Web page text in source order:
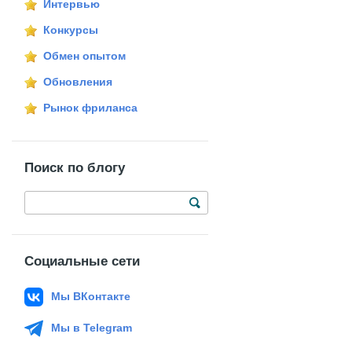
Интервью
Конкурсы
Обмен опытом
Обновления
Рынок фриланса
Поиск по блогу
Социальные сети
Мы ВКонтакте
Мы в Telegram